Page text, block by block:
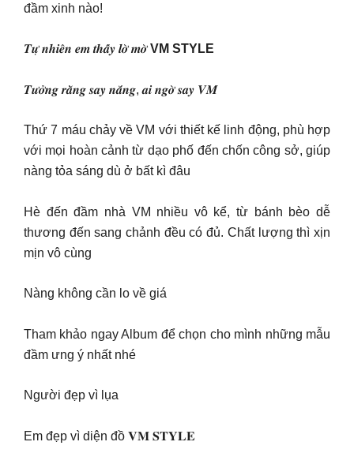
đầm xinh nào!
𝑻𝒖̛̣ 𝒏𝒉𝒊𝒆̂𝒏 𝒆𝒎 𝒕𝒉𝒂̂́𝒚 𝒍𝒐̛̀ 𝒎𝒐̛̀VM STYLE
𝑻𝒖̛𝒐̛̉𝒏𝒈 𝒓𝒂̆̀𝒏𝒈 𝒔𝒂𝒚 𝒏𝒂̆́𝒏𝒈, 𝒂𝒊 𝒏𝒈𝒐̛̀ 𝒔𝒂𝒚 𝑽𝑴
Thứ 7 máu chảy về VM với thiết kế linh động, phù hợp
với mọi hoàn cảnh từ dạo phố đến chốn công sở, giúp
nàng tỏa sáng dù ở bất kì đâu
Hè đến đầm nhà VM nhiều vô kể, từ bánh bèo dễ
thương đến sang chảnh đều có đủ. Chất lượng thì xịn
mịn vô cùng
Nàng không cần lo về giá
Tham khảo ngay Album để chọn cho mình những mẫu
đầm ưng ý nhất nhé
Người đẹp vì lụa
Em đẹp vì diện đồ 𝐕𝐌 𝐒𝐓𝐘𝐋𝐄